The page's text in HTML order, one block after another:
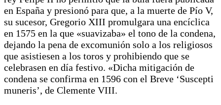
en España y presionó para que, a la muerte de Pío V,
su sucesor, Gregorio XIII promulgara una encíclica
en 1575 en la que «suavizaba» el tono de la condena,
dejando la pena de excomunión solo a los religiosos
que asistiesen a los toros y prohibiendo que se
celebrasen en día festivo. «Dicha mitigación de
condena se confirma en 1596 con el Breve ‘Suscepti
muneris’, de Clemente VIII.